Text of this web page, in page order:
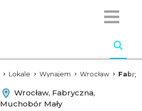
Lokale Wynajem Wrocław
Wrocław, Fabryczna,
Muchobór Mały